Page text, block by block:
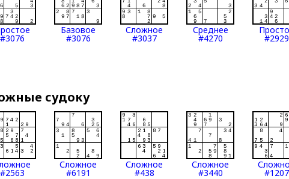
#3076
Базовое
#3076
Сложное
#3037
Среднее
#4270 #2929
судоку
#2563
Сложное
#6191
Сложное
#438
Сложное
#3440 #1207